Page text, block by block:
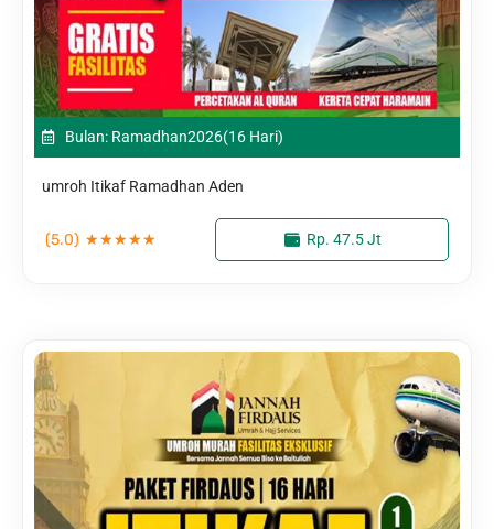
Bulan: Ramadhan2026(16 Hari)
umroh Itikaf Ramadhan Aden
(5.0) ★★★★★ Rp. 47.5 Jt